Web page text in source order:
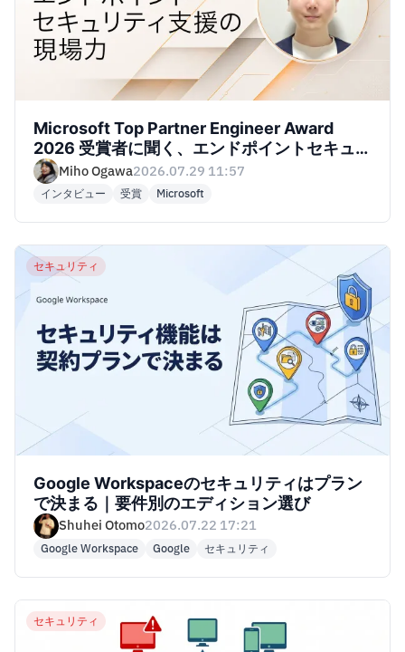
Microsoft Top Partner Engineer Award
2026 受賞者に聞く、エンドポイントセキュリ
ティ支援の現場力
Miho Ogawa2026.07.29 11:57
インタビュー 受賞 Microsoft
セキュリティ
Google Workspaceのセキュリティはプラン
で決まる｜要件別のエディション選び
Shuhei Otomo2026.07.22 17:21
Google Workspace Google セキュリティ
セキュリティ